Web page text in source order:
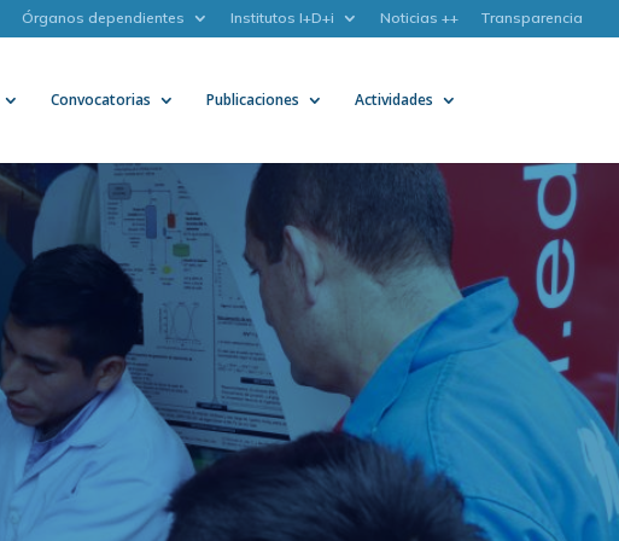
Órganos dependientes Institutos I+D+i Noticias ++ Transparencia
Convocatorias Publicaciones Actividades